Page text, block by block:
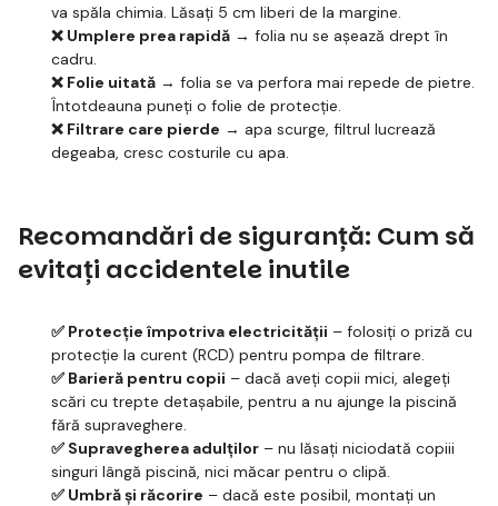
va spăla chimia. Lăsați 5 cm liberi de la margine.
❌ Umplere prea rapidă → folia nu se așează drept în
cadru.
❌ Folie uitată → folia se va perfora mai repede de pietre.
Întotdeauna puneți o folie de protecție.
❌ Filtrare care pierde → apa scurge, filtrul lucrează
degeaba, cresc costurile cu apa.
Recomandări de siguranță: Cum să
evitați accidentele inutile
✅ Protecție împotriva electricității – folosiți o priză cu
protecție la curent (RCD) pentru pompa de filtrare.
✅ Barieră pentru copii – dacă aveți copii mici, alegeți
scări cu trepte detașabile, pentru a nu ajunge la piscină
fără supraveghere.
✅ Supravegherea adulților – nu lăsați niciodată copiii
singuri lângă piscină, nici măcar pentru o clipă.
✅ Umbră și răcorire – dacă este posibil, montați un